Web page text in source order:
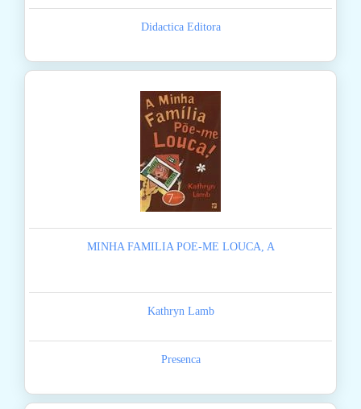
Didactica Editora
MINHA FAMILIA POE-ME LOUCA, A
Kathryn Lamb
Presenca